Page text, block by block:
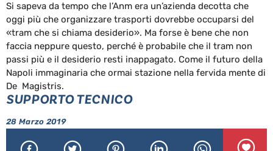
Si sapeva da tempo che l’Anm era un’azienda decotta che
oggi più che organizzare trasporti dovrebbe occuparsi del
«tram che si chiama desiderio». Ma forse è bene che non
faccia neppure questo, perché è probabile che il tram non
passi più e il desiderio resti inappagato. Come il futuro della
Napoli immaginaria che ormai stazione nella fervida mente di
De Magistris.
SUPPORTO TECNICO
28 Marzo 2019